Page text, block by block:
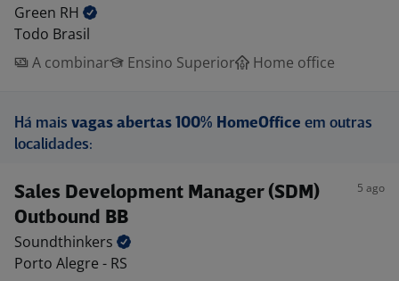
Green RH
Todo Brasil
A combinar
Ensino Superior Home office
Há mais vagas abertas 100% HomeOffice em outras
localidades:
Sales Development Manager (SDM)
Outbound BB
5 ago
Soundthinkers
Porto Alegre - RS